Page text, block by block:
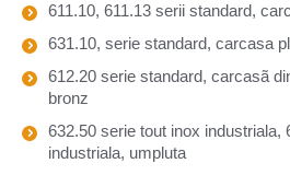
611.10, 611.13 serii standard,
631.10, serie standard, carcasa
612.20 serie standard, carcasã
bronz
632.50 serie tout inox industriala,
industriala, umpluta